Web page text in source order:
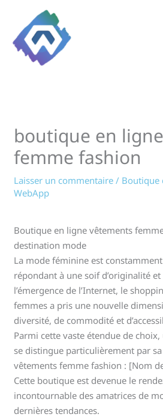
contenu
boutique en
femme fashion
Laisser un commentaire / Boutique
WebApp
Boutique en ligne vêtements
destination mode
La mode féminine est
répondant à une soif d’originalité
l’émergence de l’Internet, le
femmes a pris une nouvelle
diversité, de commodité et
Parmi cette vaste étendue de
se distingue particulièrement par
vêtements femme fashion : [Nom
Cette boutique est devenue le
incontournable des amatrices de
dernières tendances.